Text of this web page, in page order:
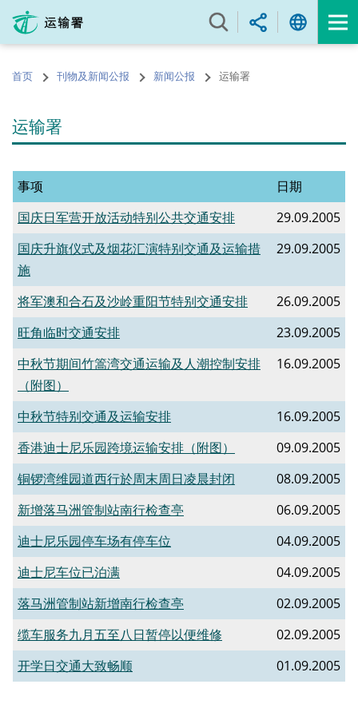
内
的首页 刊物及新闻公报 新闻公报 运输署
运输署
事项
日期
国庆日军营开放活动特别公共交通安排
29.09.2005
国庆升旗仪式及烟花汇演特别交通及运输措
施
29.09.2005
将军澳和合石及沙岭重阳节特别交通安排
26.09.2005
旺角临时交通安排
23.09.2005
中秋节期间竹篙湾交通运输及人潮控制安排
（附图）
16.09.2005
中秋节特别交通及运输安排
16.09.2005
香港迪士尼乐园跨境运输安排（附图）
09.09.2005
铜锣湾维园道西行於周末周日凌晨封闭
08.09.2005
新增落马洲管制站南行检查亭
06.09.2005
迪士尼乐园停车场有停车位
04.09.2005
迪士尼车位已泊满
04.09.2005
落马洲管制站新增南行检查亭
02.09.2005
缆车服务九月五至八日暂停以便维修
02.09.2005
开学日交通大致畅顺
01.09.2005